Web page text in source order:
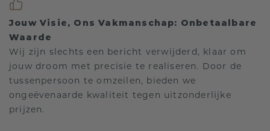
Jouw Visie, Ons Vakmanschap: Onbetaalbare
Waarde
Wij zijn slechts een bericht verwijderd, klaar om
jouw droom met precisie te realiseren. Door de
tussenpersoon te omzeilen, bieden we
ongeëvenaarde kwaliteit tegen uitzonderlijke
prijzen.